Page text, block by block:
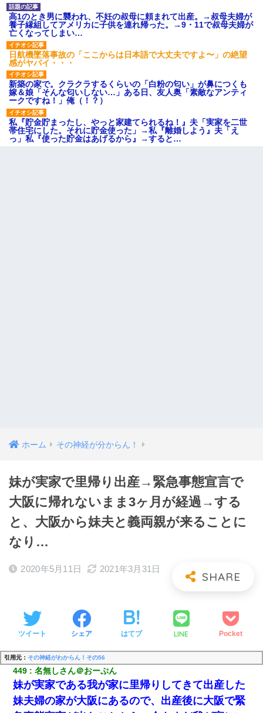
高1のとき男に襲われ、不妊の叔母に頼まれて出産。→叔母夫婦が
養子縁組してアメリカに子供を連れ帰った。→9・11で叔母夫婦が
亡くなってしまい…
日航機墜落事故の「ここからは日本語で大丈夫ですよ〜」の絶望
感がヤバイ・・・
新築の家で。クラクラするくらいの「白粉の匂い」が鼻につくも
嫁＆娘「そんな匂いしない…」ある日、友人奥「素敵なアンティ
ークですね！」俺（！？）
私『貯金貯まったし、やっと家建てられるね！』夫「実家を二世
帯住宅にした。それに貯金使った」→私『離婚しよう』夫「え
っ」私『使った貯金はあげるから』→すると…
ホーム その神経が分からん！
妹が実家で里帰り出産→緊急事態宣言で
大阪に帰れないまま3ヶ月が経過→する
と、大阪から妹夫と義両親が来ることに
なり…
2020年5月11日 2021年3月31日
ツイート シェア はてブ LINE Pocket
引用元： その神経がわからん！その56
449 名無しさん＠おーぷん
妹が実家である我が家に里帰りしてきて出産した
妹夫婦の家が大阪にあるので、出産後に大阪で緊